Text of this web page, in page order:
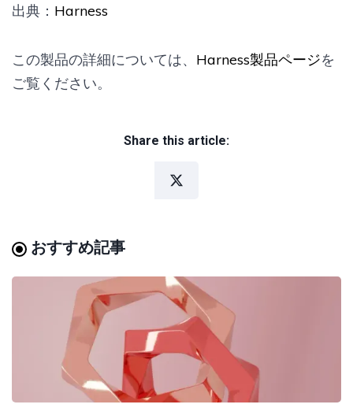
出典： Harness
この製品の詳細については、 Harness製品ページを
ご覧ください。
Share this article:
おすすめ記事